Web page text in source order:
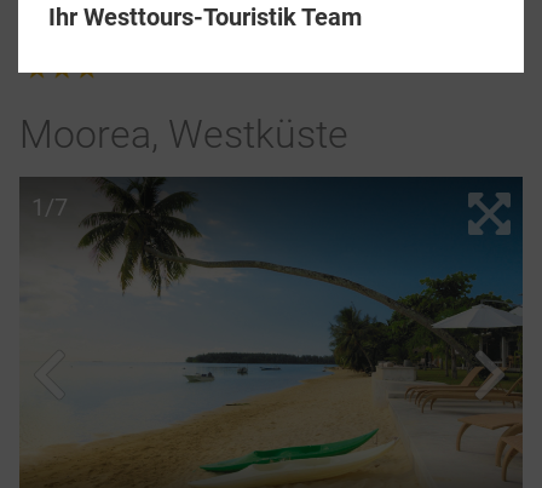
Moorea Beach Lodge
Moorea, Westküste
1/7
Ihr Westtours-Touristik Team